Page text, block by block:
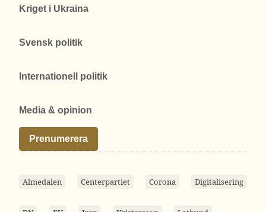
Kriget i Ukraina
Svensk politik
Internationell politik
Media & opinion
Prenumerera
Almedalen Centerpartiet Corona Digitalisering